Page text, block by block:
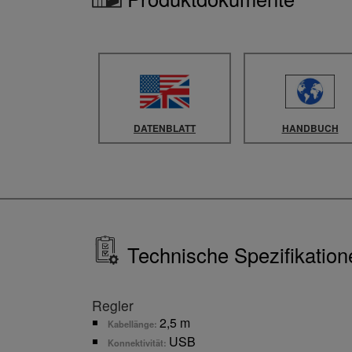
DATENBLATT HANDBUCH
Technische
Regler
Kabellänge: 2,5 m
Konnektivität: USB